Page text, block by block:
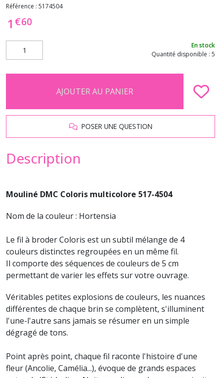
Référence : 5174504
1 €60
En stock
Quantité disponible : 5
AJOUTER AU PANIER
POSER UNE QUESTION
Description
Mouliné DMC Coloris multicolore 517-4504
Nom de la couleur : Hortensia
Le fil à broder Coloris est un subtil mélange de 4
couleurs distinctes regroupées en un même fil.
Il comporte des séquences de couleurs de 5 cm
permettant de varier les effets sur votre ouvrage.
Véritables petites explosions de couleurs, les nuances
différentes de chaque brin se complètent, s'illuminent
l'une-l'autre sans jamais se résumer en un simple
dégragé de tons.
Point après point, chaque fil raconte l'histoire d'une
fleur (Ancolie, Camélia...), évoque de grands espaces